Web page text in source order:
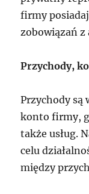
firmy
zobowiązań z
Przychody,
Przychody są
konto firmy,
także usług.
celu
między